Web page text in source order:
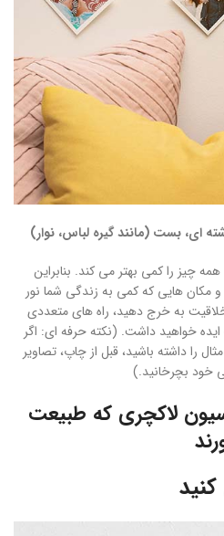
ای، بست (مانند گیره لباس، نوار)
چیز را کمی بهتر می کند. بنابراین
و مکان هایی که کمی به زندگی شما نور
خلاقیت به خرج دهید، راه های متعددی
خواهید داشت. (نکته حرفه ای: اگر
را داشته باشید، قبل از چاپ، تصاویر
لاکچری که طبیعت